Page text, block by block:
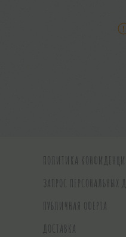
ПОЛИТИКА
ЗАПРОС ПЕРСОНАЛЬНЫХ
ПУБЛИЧНАЯ ОФЕРТА
ДОСТАВКА